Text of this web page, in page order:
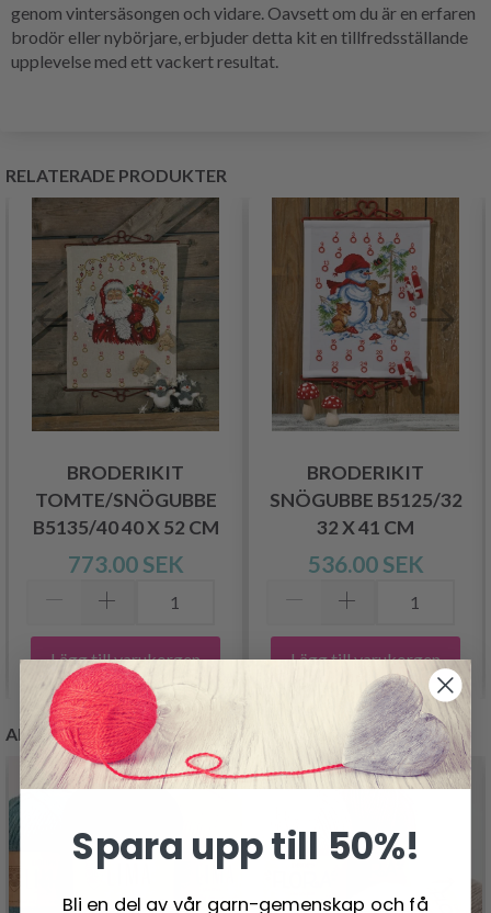
genom vintersäsongen och vidare. Oavsett om du är en erfaren
brodör eller nybörjare, erbjuder detta kit en tillfredsställande
upplevelse med ett vackert resultat.
RELATERADE PRODUKTER
BRODERIKIT
TOMTE/SNÖGUBBE
B5135/40 40 X 52 CM
773.00 SEK
Lägg till varukorgen
BRODERIKIT
SNÖGUBBE B5125/32
32 X 41 CM
536.00 SEK
Lägg till varukorgen
ANDRA KUNDER KÖPTE
Spara upp till 50%!
Bli en del av vår garn-gemenskap och få